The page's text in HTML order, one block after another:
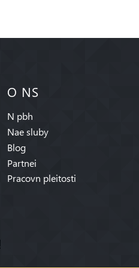
O NS
N pbh
Nae sluby
Blog
Partnei
Pracovn pleitosti